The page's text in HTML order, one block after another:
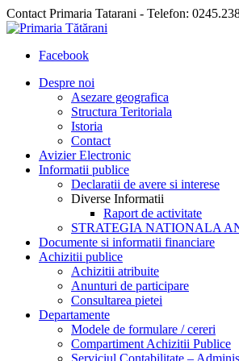
Contact Primaria Tatarani - Telefon:
Facebook
Despre noi
Asezare geografica
Structura Teritoriala
Istoria
Contact
Avizier Electronic
Informatii publice
Declaratii de avere si interese
Diverse Informatii
Raport de activitate
STRATEGIA NATIONALA
Documente si informatii financiare
Achizitii publice
Achizitii atribuite
Anunturi de participare
Consultarea pietei
Departamente
Modele de formulare / cereri
Compartiment Achizitii Publice
Serviciul Contabilitate –